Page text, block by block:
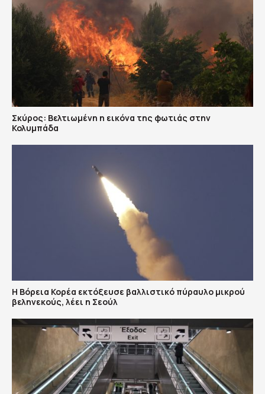
Σκύρος: Βελτιωμένη η εικόνα της φωτιάς στην
Κολυμπάδα
Η Βόρεια Κορέα εκτόξευσε βαλλιστικό πύραυλο μικρού
βεληνεκούς, λέει η Σεούλ